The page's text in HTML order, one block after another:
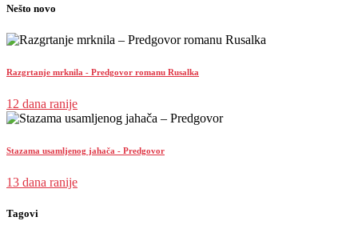
Nešto novo
Razgrtanje mrknila - Predgovor romanu Rusalka
12 dana ranije
Stazama usamljenog jahača - Predgovor
13 dana ranije
Tagovi